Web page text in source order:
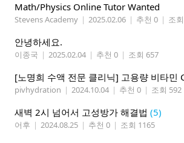
Math/Physics Online Tutor Wanted
Stevens Academy | 2025.02.06 | 추천 0 | 조
안녕하세요.
이종국 | 2025.02.04 | 추천 0 | 조회 657
pivhydration | 2024.10.04 | 추천 0 | 조회 592
새벽 2시 넘어서 고성방가 해결법 (5)
어후 | 2024.08.25 | 추천 0 | 조회 1165